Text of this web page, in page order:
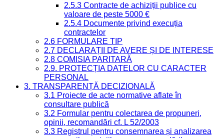
2.5.3 Contracte de achiziții publice cu
valoare de peste 5000 €
2.5.4 Documente privind execuția
contractelor
2.6 FORMULARE TIP
2.7 DECLARAȚII DE AVERE ȘI DE INTERESE
2.8 COMISIA PARITARĂ
2.9. PROTECȚIA DATELOR CU CARACTER
PERSONAL
3. TRANSPARENȚĂ DECIZIONALĂ
3.1 Proiecte de acte normative aflate în
consultare publică
3.2 Formular pentru colectarea de propuneri,
opinii, recomandări cf. L 52/2003
3.3 Registrul pentru consemnarea și analizarea